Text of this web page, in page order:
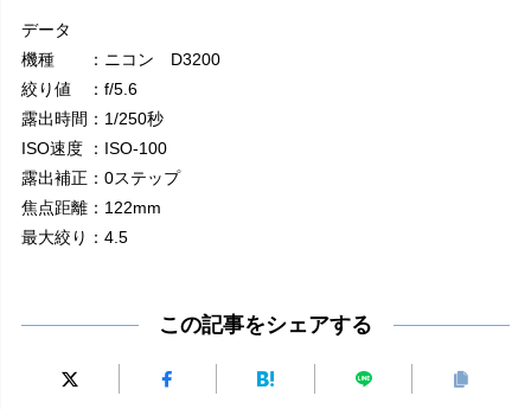
データ
機種 ：ニコン D3200
絞り値 ：f/5.6
露出時間：1/250秒
ISO速度 ：ISO-100
露出補正：0ステップ
焦点距離：122mm
最大絞り：4.5
この記事をシェアする